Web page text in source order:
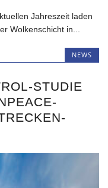
Jahreszeit laden
Wolkenschicht in...
NEWS
STUDIE